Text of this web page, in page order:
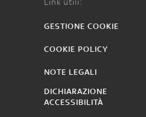
Link utili:
GESTIONE COOKIE
COOKIE POLICY
NOTE LEGALI
DICHIARAZIONE
ACCESSIBILITÀ